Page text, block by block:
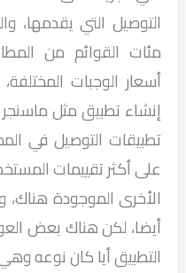
التوصيل التي يقدمها،
مئات القوائم من
أسعار الوجبات
إنشاء تطبيق مثل ماسنجر
تطبيقات التوصيل في
على أكثر تقييمات
الأخرى الموجودة
أيضا، لكن هناك بعض
التطبيق أيا كان نوعه